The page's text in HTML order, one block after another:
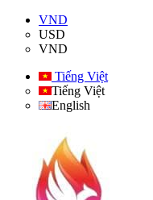
VND
USD
VND
Tiếng Việt
Tiếng Việt
English